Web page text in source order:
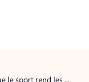
Une étude montréalaise démontre que le sport rend les gens d’âge moyen plus intelligents